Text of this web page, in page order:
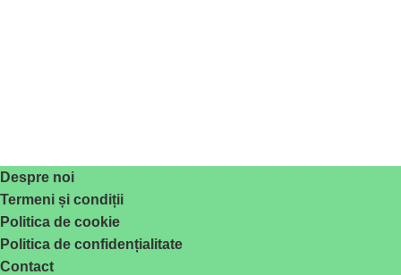
Despre noi
Termeni și condiții
Politica de cookie
Politica de confidențialitate
Contact